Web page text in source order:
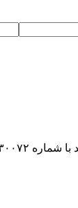
پیام بفرستید